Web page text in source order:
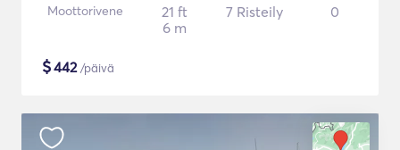
Moottorivene
21 ft
6 m
7 Risteily 0
$442/päivä